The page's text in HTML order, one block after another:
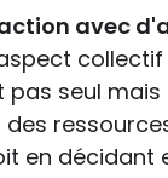
avec
pas seul
en décidant